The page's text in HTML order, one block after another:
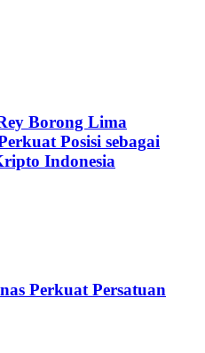
Borong Lima
Posisi sebagai
Indonesia
Perkuat Persatuan